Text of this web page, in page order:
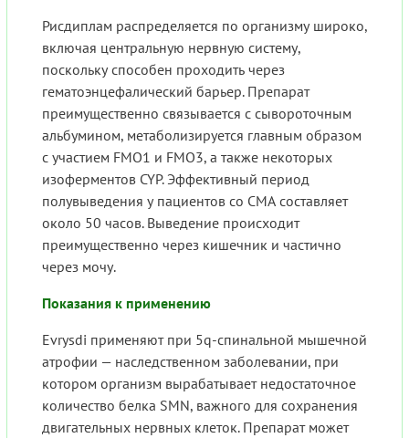
Рисдиплам распределяется по организму широко,
включая центральную нервную систему,
поскольку способен проходить через
гематоэнцефалический барьер. Препарат
преимущественно связывается с сывороточным
альбумином, метаболизируется главным образом
с участием FMO1 и FMO3, а также некоторых
изоферментов CYP. Эффективный период
полувыведения у пациентов со СМА составляет
около 50 часов. Выведение происходит
преимущественно через кишечник и частично
через мочу.
Показания к применению
Evrysdi применяют при 5q-спинальной мышечной
атрофии — наследственном заболевании, при
котором организм вырабатывает недостаточное
количество белка SMN, важного для сохранения
двигательных нервных клеток. Препарат может